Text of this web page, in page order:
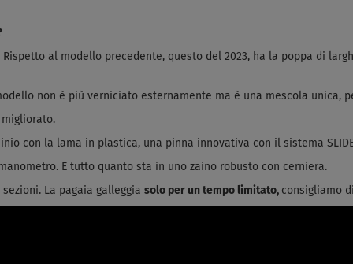
al modello precedente, questo del 2023, ha la poppa di
non è più verniciato esternamente ma è una mescola unica,
con la lama in plastica, una pinna innovativa con il sistema
E tutto quanto sta in uno zaino robusto con cerniera.
La pagaia galleggia solo per un tempo limitato, consigliamo